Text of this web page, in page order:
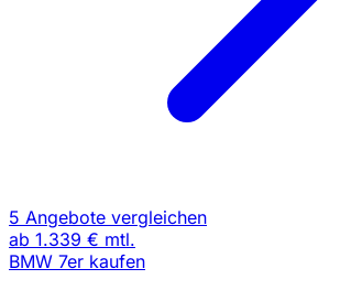
5 Angebote vergleichen
ab 1.339 € mtl.
BMW 7er kaufen